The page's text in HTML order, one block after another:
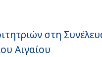
στη
Αιγαίου